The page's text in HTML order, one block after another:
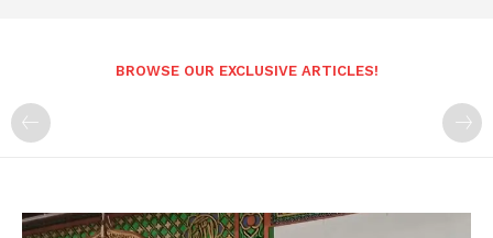
BROWSE OUR EXCLUSIVE ARTICLES!